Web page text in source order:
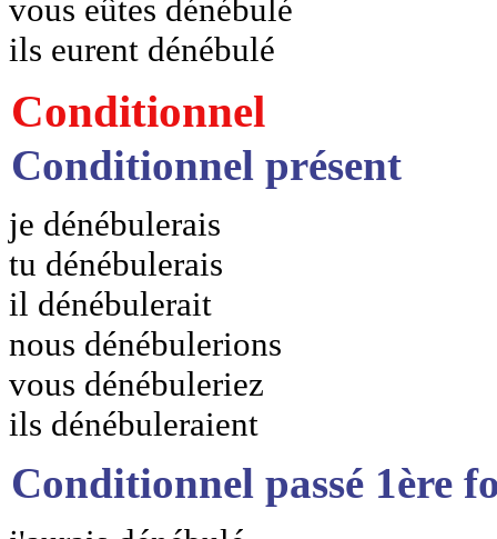
vous eûtes dénébulé
ils eurent dénébulé
Conditionnel
Conditionnel présent
je dénébulerais
tu dénébulerais
il dénébulerait
nous dénébulerions
vous dénébuleriez
ils dénébuleraient
Conditionnel passé 1ère